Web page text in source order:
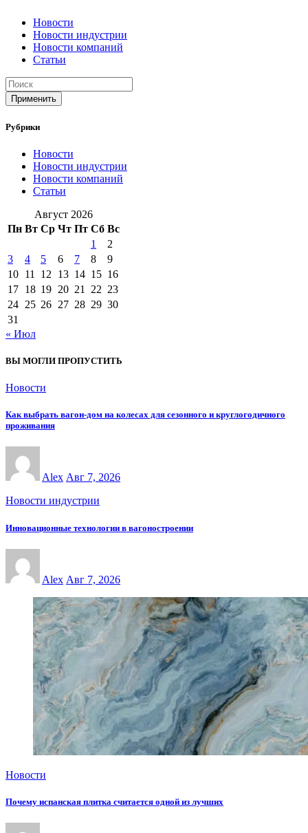
Новости
Новости индустрии
Новости компаний
Статьи
Применить
Рубрики
Новости
Новости индустрии
Новости компаний
Статьи
Август 2026
Пн Вт Ср Чт Пт Сб Вс
1
2
3
4 5 6 7 8
9
10 11 12 13 14 15 16
17 18 19 20 21 22 23
24 25 26 27 28 29 30
31
« Июл
ВЫ МОГЛИ ПРОПУСТИТЬ
Новости
Как выбрать вагон-дом на колесах для сезонного и круглогодичного
проживания
Alex Авг 7, 2026
Новости индустрии
Инновационные технологии в вагоностроении
Alex Авг 7, 2026
Новости
Почему испанская плитка считается одной из лучших